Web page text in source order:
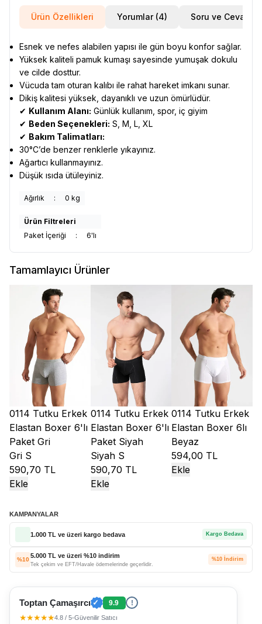
Ürün Özellikleri Yorumlar (4) Soru ve Cevap
Esnek ve nefes alabilen yapısı ile gün boyu konfor sağlar.
Yüksek kaliteli pamuk kumaşı sayesinde yumuşak dokulu
ve cilde dosttur.
Vücuda tam oturan kalıbı ile rahat hareket imkanı sunar.
Dikiş kalitesi yüksek, dayanıklı ve uzun ömürlüdür.
✔ Kullanım Alanı: Günlük kullanım, spor, iç giyim
✔ Beden Seçenekleri: S, M, L, XL
✔ Bakım Talimatları:
30°C’de benzer renklerle yıkayınız.
Ağartıcı kullanmayınız.
Düşük ısıda ütüleyiniz.
Ağırlık : 0 kg
Ürün Filtreleri
Paket İçeriği
: 6'lı
Tamamlayıcı Ürünler
0114 Tutku Erkek
Elastan Boxer 6'lı
Paket Gri
Gri S
590,70 TL
Ekle
0114 Tutku Erkek
Elastan Boxer 6'lı
Paket Siyah
Siyah S
590,70 TL
Ekle
0114 Tutku Erkek
Elastan Boxer 6lı
Beyaz
594,00 TL
Ekle
KAMPANYALAR
1.000 TL ve üzeri kargo bedava Kargo Bedava
%10
5.000 TL ve üzeri %10 indirim
Tek çekim ve EFT/Havale ödemelerinde geçerlidir.
%10 İndirim
Toptan Çamaşırcı ✓ 9.9 !
★★★★★4.8 / 5•Güvenilir Satıcı